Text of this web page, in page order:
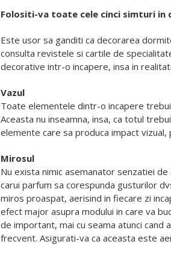
Folositi-va toate cele cinci simturi
Este usor sa ganditi ca decorarea
consulta revistele si cartile de
decorative intr-o incapere, insa in
Vazul
Toate elementele dintr-o incapere
Aceasta nu inseamna, insa, ca totul
elemente care sa produca impact
Mirosul
Nu exista nimic asemanator senzatiei
carui parfum sa corespunda gusturilor
miros proaspat, aerisind in fiecare zi
efect major asupra modului in care va
de important, mai cu seama atunci
frecvent. Asigurati-va ca aceasta este